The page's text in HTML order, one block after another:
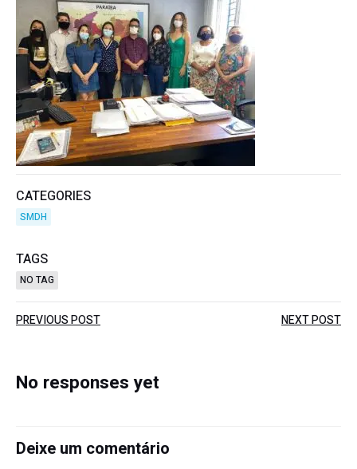
CATEGORIES
SMDH
TAGS
NO TAG
Post
navigation
PREVIOUS POST NEXT POST
No responses yet
Deixe um comentário